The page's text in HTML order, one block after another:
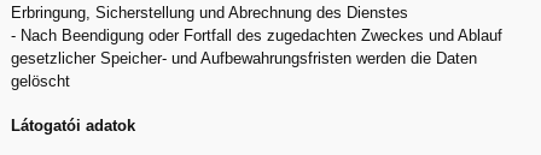
Erbringung, Sicherstellung und Abrechnung des Dienstes
- Nach Beendigung oder Fortfall des zugedachten Zweckes und Ablauf
gesetzlicher Speicher- und Aufbewahrungsfristen werden die Daten
gelöscht
Látogatói adatok